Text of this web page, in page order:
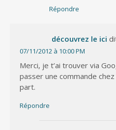
Répondre
découvrez le ici
07/11/2012 à 10:00 PM
Merci, je t’ai trouver via
passer une commande
part.
Répondre